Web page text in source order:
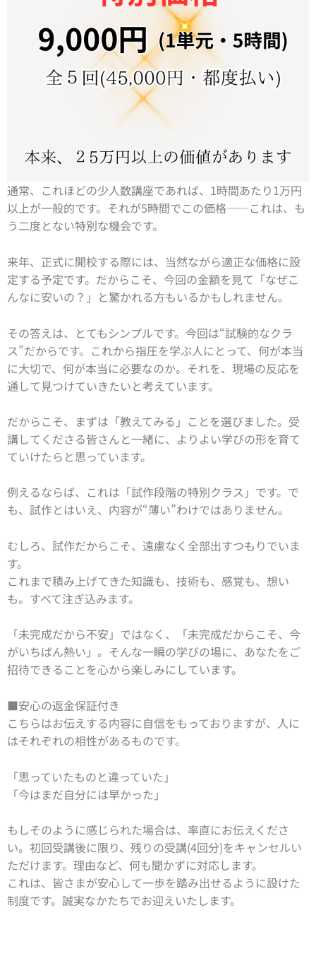
通常、これほどの少人数講座であれば、1時間あたり1万円
以上が一般的です。それが5時間でこの価格――これは、も
う二度とない特別な機会です。
来年、正式に開校する際には、当然ながら適正な価格に設
定する予定です。だからこそ、今回の金額を見て「なぜこ
んなに安いの？」と驚かれる方もいるかもしれません。
その答えは、とてもシンプルです。今回は“試験的なクラ
ス”だからです。これから指圧を学ぶ人にとって、何が本当
に大切で、何が本当に必要なのか。それを、現場の反応を
通して見つけていきたいと考えています。
だからこそ、まずは「教えてみる」ことを選びました。受
講してくださる皆さんと一緒に、よりよい学びの形を育て
ていけたらと思っています。
例えるならば、これは「試作段階の特別クラス」です。で
も、試作とはいえ、内容が“薄い”わけではありません。
むしろ、試作だからこそ、遠慮なく全部出すつもりでいま
す。
これまで積み上げてきた知識も、技術も、感覚も、想い
も。すべて注ぎ込みます。
「未完成だから不安」ではなく、「未完成だからこそ、今
がいちばん熱い」。そんな一瞬の学びの場に、あなたをご
招待できることを心から楽しみにしています。
■安心の返金保証付き
こちらはお伝えする内容に自信をもっておりますが、人に
はそれぞれの相性があるものです。
「思っていたものと違っていた」
「今はまだ自分には早かった」
もしそのように感じられた場合は、率直にお伝えくださ
い。初回受講後に限り、残りの受講(4回分)をキャンセルい
ただけます。理由など、何も聞かずに対応します。
これは、皆さまが安心して一歩を踏み出せるように設けた
制度です。誠実なかたちでお迎えいたします。